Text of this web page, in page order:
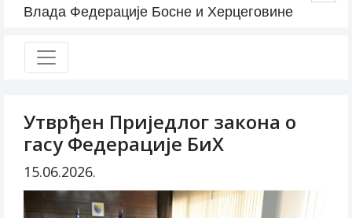
Влада Федерације Босне и Херцеговине
Утврђен Приједлог закона о
гасу Федерације БиХ
15.06.2026.